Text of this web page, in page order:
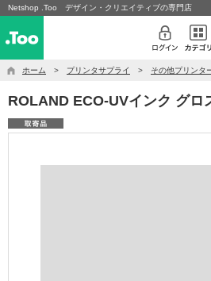
Netshop .Too デザイン・クリエイティブの専門店
ホーム > プリンタサプライ > その他プリンタ
ROLAND ECO-UVインク グロ